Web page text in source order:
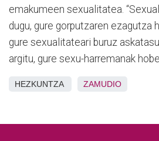
emakumeen sexualitatea.
dugu, gure gorputzaren ezagutza
gure sexualitateari buruz
argitu, gure sexu-harremanak
HEZKUNTZA ZAMUDIO